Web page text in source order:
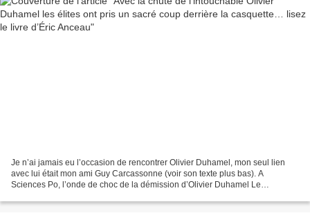
Je n’ai jamais eu l’occasion de rencontrer Olivier Duhamel, mon seul lien
avec lui était mon ami Guy Carcassonne (voir son texte plus bas). A
Sciences Po, l’onde de choc de la démission d’Olivier Duhamel Le